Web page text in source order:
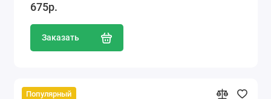
675р.
Заказать
Популярный